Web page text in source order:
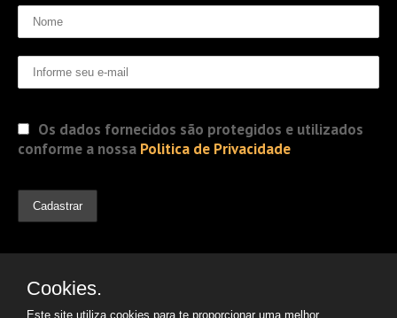
Os dados fornecidos são protegidos e utilizados
conforme a nossa Politica de Privacidade
Cookies.
Este site utiliza cookies para te proporcionar uma melhor